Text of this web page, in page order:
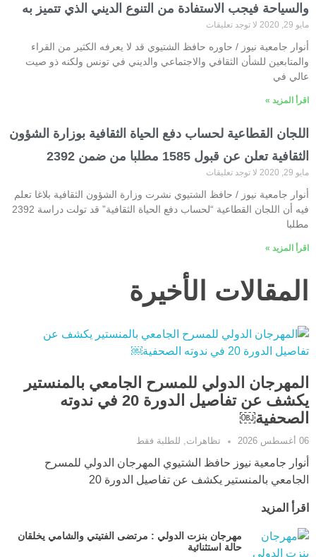
والسياحة فيجب الاستفادة من التنوع الديني الذي تتميز به
مايو 29, 2020 لا توجد تعليقات
أنوار جامعية نيوز / حاوره حافظ الشتيوي قد لا يعرفه الكثير من القراء
والمتابعين للشأن الثقافي والاجتماعي والديني في تونس ولكنه ذو صيت
عالي في
اقرأ المزيد »
اللجان القطاعية لحساب دفع الحياة الثقافية بوزارة الشؤون
الثقافية تعلن عن قبول 1585 مطلبا من ضمن 2392
مايو 29, 2020 لا توجد تعليقات
أنوار جامعية نيوز / حافظ الشتيوي نشرت وزارة الشؤون الثقافية بلاغا تعلم
فيه أن اللجان القطاعية “لحساب دفع الحياة الثقافية” قد تولت دراسة 2392
مطلبا
اقرأ المزيد »
المقالات الأخيرة
المهرجان الدولي للمسرح الجامعي بالمنستير
يكشف عن تفاصيل الدورة 20 في ندوته
الصحفية￼
06 أغسطس 2026 تظاهرات, للطلبة فقط
أنوار جامعية نيوز حافظ الشتيوي المهرجان الدولي للمسرح
الجامعي بالمنستير يكشف عن تفاصيل الدورة 20
اقرأ المزيد
مهرجان بنزت الدولي : مرتضى الفتيتي والشامي يخلقان
حالة استثنائية